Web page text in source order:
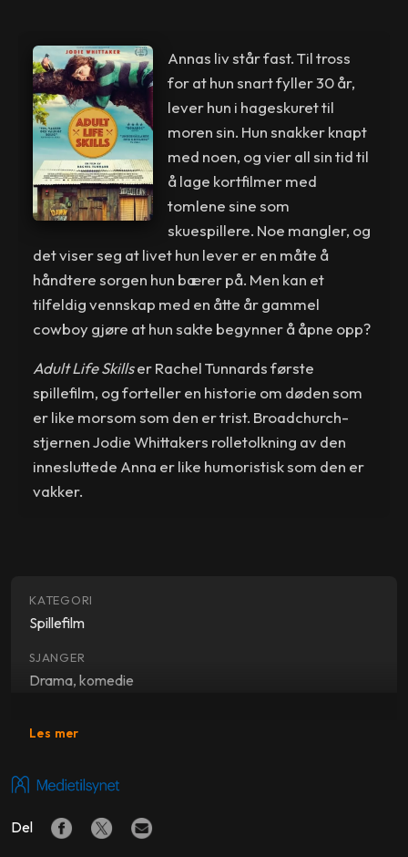
Annas liv står fast. Til tross
for at hun snart fyller 30 år,
lever hun i hageskuret til
moren sin. Hun snakker knapt
med noen, og vier all sin tid til
å lage kortfilmer med
tomlene sine som
skuespillere. Noe mangler, og
det viser seg at livet hun lever er en måte å
håndtere sorgen hun bærer på. Men kan et
tilfeldig vennskap med en åtte år gammel
cowboy gjøre at hun sakte begynner å åpne opp?
Adult Life Skillser Rachel Tunnards første
spillefilm, og forteller en historie om døden som
er like morsom som den er trist. Broadchurch-
stjernen Jodie Whittakers rolletolkning av den
innesluttede Anna er like humoristisk som den er
vakker.
KATEGORI
Spillefilm
SJANGER
Drama, komedie
Jodie Whittaker
Hogg,Ozzy Myers
REGI
Les mer
Del